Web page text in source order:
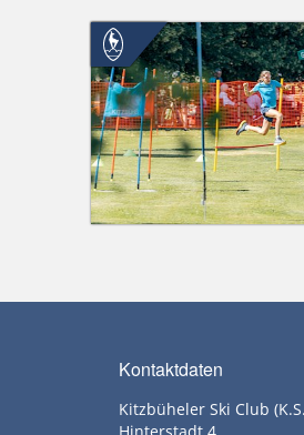
Kontaktdaten
Kitzbüheler Ski Club